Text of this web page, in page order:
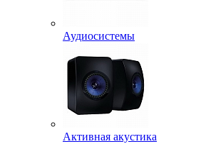
Аудиосистемы
Активная акустика